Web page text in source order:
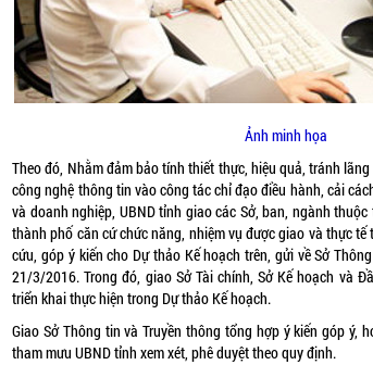
Ảnh minh họa
Theo đó, Nhằm đảm bảo tính thiết thực, hiệu quả, tránh
công nghệ thông tin vào công tác chỉ đạo điều hành, cải
và doanh nghiệp, UBND tỉnh giao các Sở, ban, ngành
thành phố căn cứ chức năng, nhiệm vụ được giao và thực
cứu, góp ý kiến cho Dự thảo Kế hoạch trên, gửi về Sở
21/3/2016. Trong đó, giao Sở Tài chính, Sở Kế hoạch và
triển khai thực hiện trong Dự thảo Kế hoạch.
Giao Sở Thông tin và Truyền thông tổng hợp ý kiến góp ý,
tham mưu UBND tỉnh xem xét, phê duyệt theo quy định.